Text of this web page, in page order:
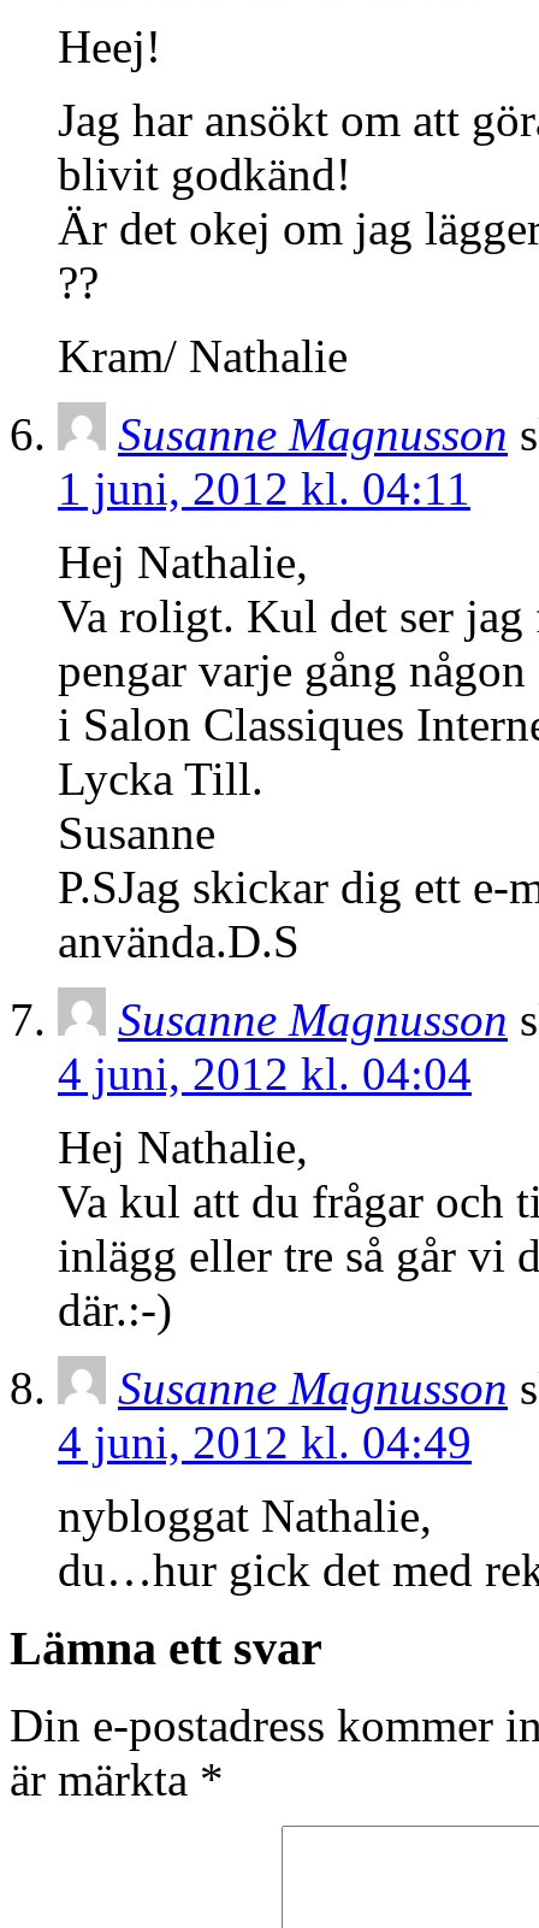
Heej!
Jag har ansökt om att
blivit godkänd!
Är det okej om jag
??
Kram/ Nathalie
Susanne Magnusson
1 juni, 2012 kl. 04:11
Hej Nathalie,
Va roligt. Kul det ser jag
pengar varje gång
i Salon Classiques
Lycka Till.
Susanne
P.SJag skickar dig ett e-
använda.D.S
Susanne Magnusson
4 juni, 2012 kl. 04:04
Hej Nathalie,
Va kul att du frågar och
inlägg eller tre så går vi
där.:-)
Susanne Magnusson
4 juni, 2012 kl. 04:49
nybloggat Nathalie,
du…hur gick det med
Lämna ett svar
Din e-postadress kommer
är märkta *